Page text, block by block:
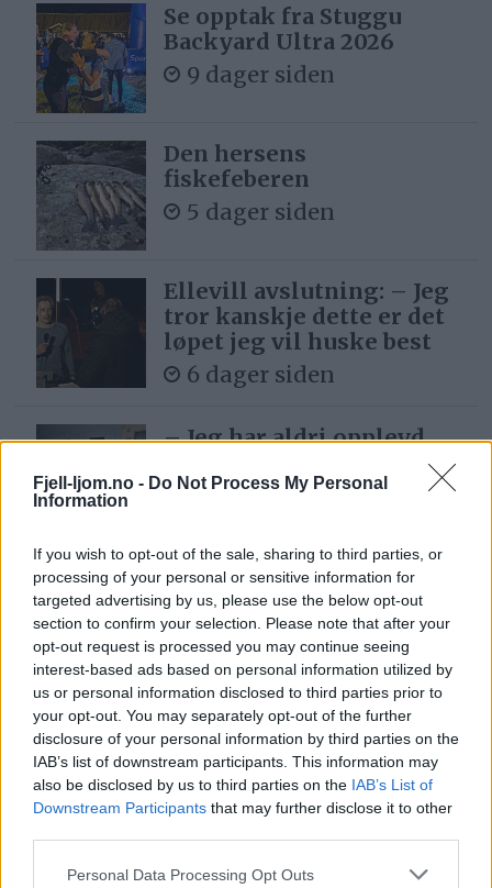
Fjell-ljom.no - Do Not Process My Personal
Information
If you wish to opt-out of the sale, sharing to third parties, or
processing of your personal or sensitive information for
targeted advertising by us, please use the below opt-out
section to confirm your selection. Please note that after your
opt-out request is processed you may continue seeing
interest-based ads based on personal information utilized by
us or personal information disclosed to third parties prior to
your opt-out. You may separately opt-out of the further
disclosure of your personal information by third parties on the
IAB’s list of downstream participants. This information may
also be disclosed by us to third parties on the IAB’s List of
Downstream Participants that may further disclose it to other
Personal Data Processing Opt Outs
Se opptak fra Stuggu
Backyard Ultra 2026
9 dager siden
Den hersens
fiskefeberen
5 dager siden
Ellevill avslutning: – Jeg
tror kanskje dette er det
løpet jeg vil huske best
6 dager siden
– Jeg har aldri opplevd
3 dager siden
– Nå har det gått for
langt
1 dag siden
Lea tar over Røros
Kunstformidling i
august
3 dager siden